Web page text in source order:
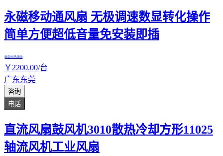
永磁移动通风扇 无极调速数显转化操作
简单方便超低音量免安装即插
真实性已核验
￥ 2200.00/台
广东东莞
咨询
电话
直流风扇鼓风机3010散热冷却方形11025
轴流风机工业风扇